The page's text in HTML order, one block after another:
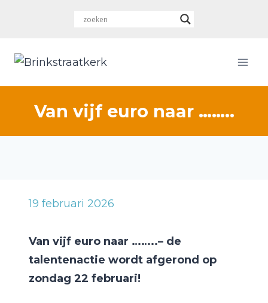
Van vijf euro naar ……..
19 februari 2026
Van vijf euro naar ……..– de
talentenactie wordt afgerond op
zondag 22 februari!